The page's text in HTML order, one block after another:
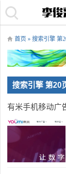
首页 » 搜索引擎 第
搜索引擎 第20
有米手机移动广